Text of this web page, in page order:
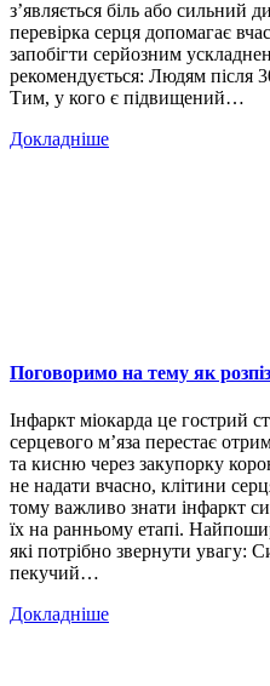
з’являється біль або сильний
перевірка серця допомагає
запобігти серйозним
рекомендується: Людям після
Тим, у кого є підвищений…
Докладніше
Поговоримо на тему як
Інфаркт міокарда це гострий
серцевого м’яза перестає
та кисню через закупорку
не надати вчасно, клітини
тому важливо знати інфаркт
їх на ранньому етапі.
які потрібно звернути увагу:
пекучий…
Докладніше